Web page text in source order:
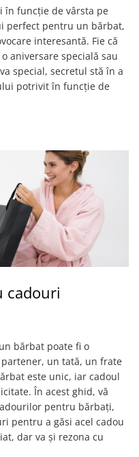
în funcție de vârsta pe
perfect pentru un bărbat,
interesantă. Fie că
aniversare specială sau
special, secretul stă în a
potrivit în funcție de
cadouri
bărbat poate fi o
un tată, un frate
este unic, iar cadoul
În acest ghid, vă
pentru bărbați,
pentru a găsi acel cadou
dar va și rezona cu